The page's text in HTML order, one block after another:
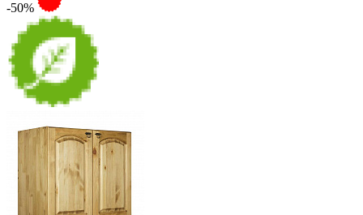
-50%